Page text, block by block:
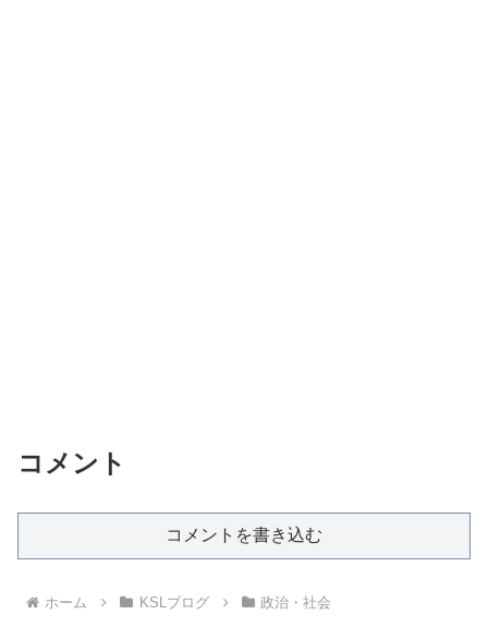
コメント
コメントを書き込む
ホーム KSLブログ 政治・社会